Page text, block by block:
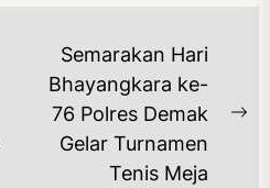
Semarakan Hari
Bhayangkara ke-
76 Polres Demak
Gelar Turnamen
Tenis Meja